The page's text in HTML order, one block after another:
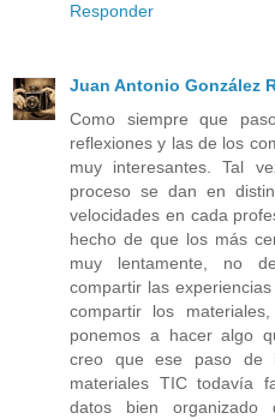
Responder
Juan Antonio González
Como siempre que
reflexiones y las de los
muy interesantes. Tal
proceso se dan en
velocidades en cada
hecho de que los más
muy lentamente, no
compartir las
compartir los
ponemos a hacer algo
creo que ese paso de
materiales TIC todavía
datos bien organizado